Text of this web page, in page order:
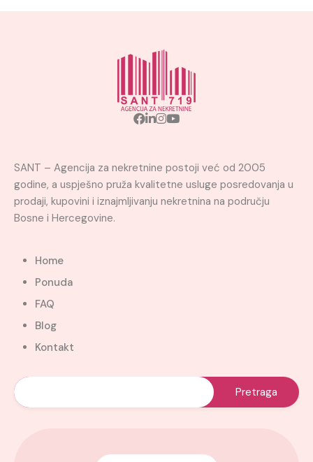
SANT – Agencija za nekretnine postoji već od 2005
godine, a uspješno pruža kvalitetne usluge posredovanja u
prodaji, kupovini i iznajmljivanju nekretnina na području
Bosne i Hercegovine.
Home
Ponuda
FAQ
Blog
Kontakt